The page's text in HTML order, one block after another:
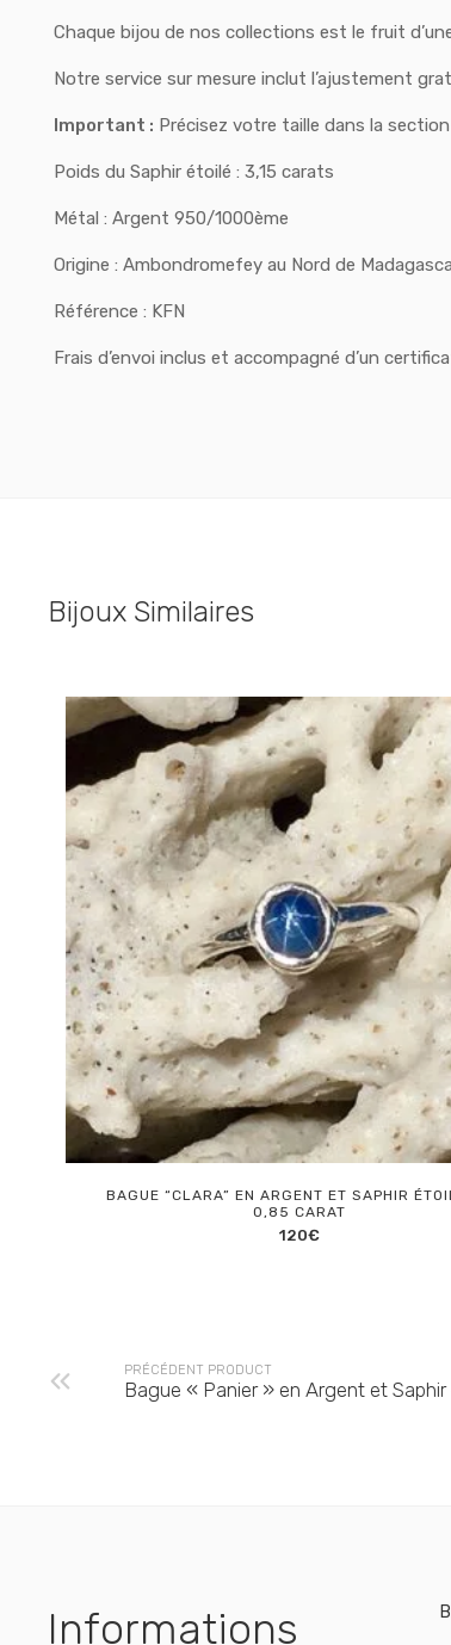
Chaque bijou de nos collections est le fruit
Notre service sur mesure inclut l’ajustement
Important : Précisez votre taille dans la
Poids du Saphir étoilé : 3,15 carats
Métal : Argent 950/1000ème
Origine : Ambondromefey au Nord de
Référence : KFN
Frais d’envoi inclus et accompagné d’un
Bijoux Similaires
BAGUE “CLARA” EN ARGENT ET SAPHIR
0,85 CARAT
120€
PRÉCÉDENT PRODUCT
Bague « Panier » en Argent et
Informations